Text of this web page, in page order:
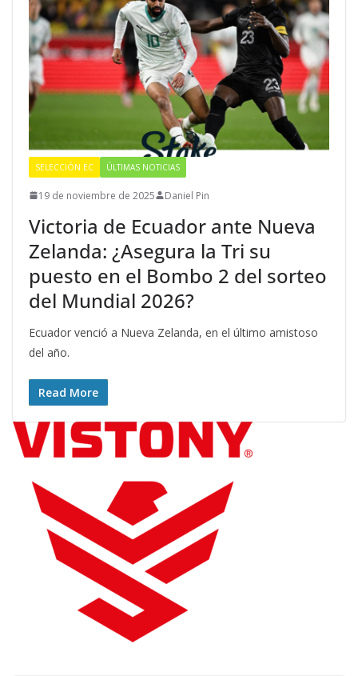
SELECCIÓN EC ÚLTIMAS NOTICIAS
19 de noviembre de 2025 Daniel Pin
Victoria de Ecuador ante Nueva
Zelanda: ¿Asegura la Tri su
puesto en el Bombo 2 del sorteo
del Mundial 2026?
Ecuador venció a Nueva Zelanda, en el último amistoso
del año.
Read More